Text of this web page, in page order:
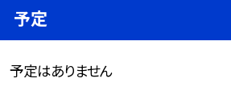
予定
予定はありません